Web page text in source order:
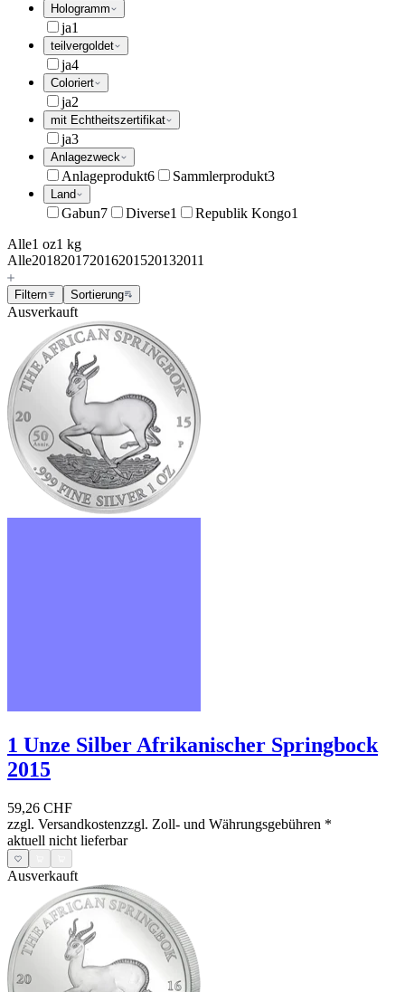
Hologramm
ja1
teilvergoldet
ja4
Coloriert
ja2
mit Echtheitszertifikat
ja3
Anlagezweck
Anlageprodukt6 Sammlerprodukt3
Land
Gabun7 Diverse1 Republik Kongo1
Alle1 oz1 kg
Alle201820172016201520132011
Filtern Sortierung
Ausverkauft
1 Unze Silber Afrikanischer Springbock
2015
59,26 CHF
zzgl. Versandkostenzzgl. Zoll- und Währungsgebühren *
aktuell nicht lieferbar
Ausverkauft